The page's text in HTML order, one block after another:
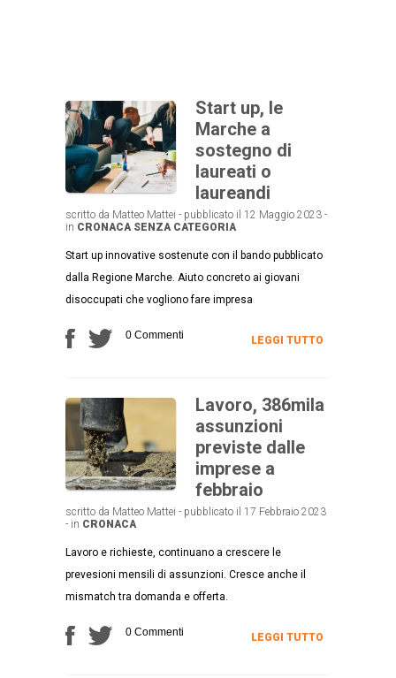
Start up, le
Marche a
sostegno di
laureati o
laureandi
scritto da Matteo Mattei - pubblicato il 12 Maggio 2023 -
in CRONACA SENZA CATEGORIA
Start up innovative sostenute con il bando pubblicato
dalla Regione Marche. Aiuto concreto ai giovani
disoccupati che vogliono fare impresa
0 Commenti LEGGI TUTTO
Lavoro, 386mila
assunzioni
previste dalle
imprese a
febbraio
scritto da Matteo Mattei - pubblicato il 17 Febbraio 2023
- in CRONACA
Lavoro e richieste, continuano a crescere le
prevesioni mensili di assunzioni. Cresce anche il
mismatch tra domanda e offerta.
0 Commenti LEGGI TUTTO